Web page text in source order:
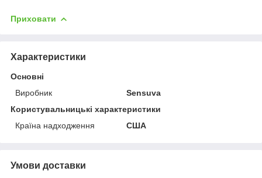
Приховати
Характеристики
Основні
Виробник
Sensuva
Користувальницькі характеристики
Країна надходження
США
Умови доставки